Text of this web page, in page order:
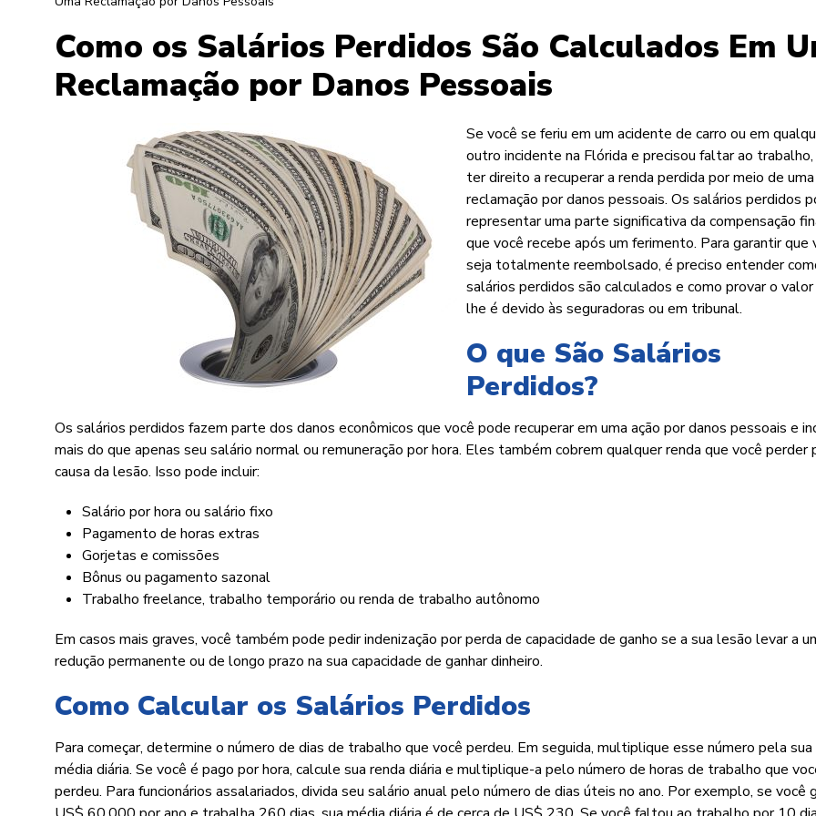
Como os Salários Perdidos São Calculados Em
Reclamação por Danos Pessoais
Se você se feriu em um acidente de carro ou em
outro incidente na Flórida e precisou faltar ao
ter direito a recuperar a renda perdida por meio de uma
reclamação por danos pessoais. Os salários perdidos
representar uma parte significativa da compensação
que você recebe após um ferimento. Para garantir que
seja totalmente reembolsado, é preciso entender
salários perdidos são calculados e como provar o
lhe é devido às seguradoras ou em tribunal.
O que São Salários
Perdidos?
Os salários perdidos fazem parte dos danos econômicos que você pode recuperar em uma ação por danos pessoais e
mais do que apenas seu salário normal ou remuneração por hora. Eles também cobrem qualquer renda que você perder
causa da lesão. Isso pode incluir:
Salário por hora ou salário fixo
Pagamento de horas extras
Gorjetas e comissões
Bônus ou pagamento sazonal
Trabalho freelance, trabalho temporário ou renda de trabalho autônomo
Em casos mais graves, você também pode pedir indenização por perda de capacidade de ganho se a sua lesão levar a
redução permanente ou de longo prazo na sua capacidade de ganhar dinheiro.
Como Calcular os Salários Perdidos
Para começar, determine o número de dias de trabalho que você perdeu. Em seguida, multiplique esse número pela sua
média diária. Se você é pago por hora, calcule sua renda diária e multiplique-a pelo número de horas de trabalho que
perdeu. Para funcionários assalariados, divida seu salário anual pelo número de dias úteis no ano. Por exemplo, se você